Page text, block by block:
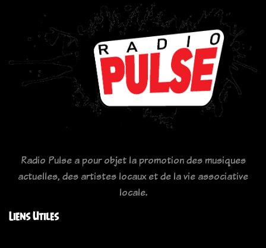
Radio Pulse a pour objet la promotion des musiques
actuelles, des artistes locaux et de la vie associative
locale.
Liens Utiles